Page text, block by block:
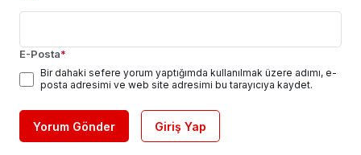
E-Posta*
Bir dahaki sefere yorum yaptığımda kullanılmak üzere adımı, e-
posta adresimi ve web site adresimi bu tarayıcıya kaydet.
Yorum Gönder Giriş Yap